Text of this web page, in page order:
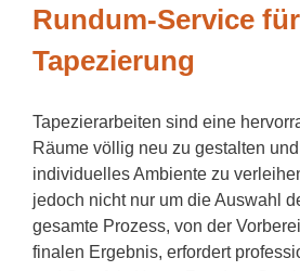
Rundum-Service
Tapezierung
Tapezierarbeiten sind eine
Räume völlig neu zu gestalten
individuelles Ambiente zu
jedoch nicht nur um die Auswahl
gesamte Prozess, von der
finalen Ergebnis, erfordert